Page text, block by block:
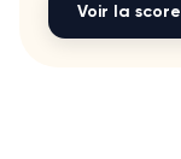
Voir la